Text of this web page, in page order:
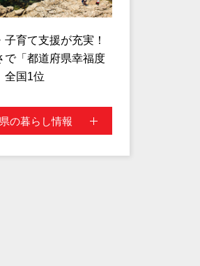
育て支援が充実！
で「都道府県幸福度
全国1位
の暮らし情報